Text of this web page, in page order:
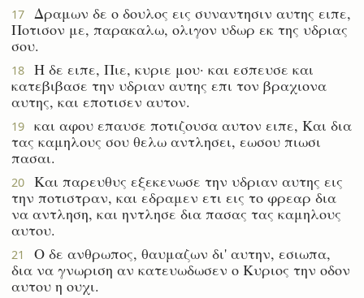
17
Δραμων δε ο δουλος εις συναντησιν αυτης ειπε,
Ποτισον με, παρακαλω, ολιγον υδωρ εκ της υδριας
σου.
18
Η δε ειπε, Πιε, κυριε μου· και εσπευσε και
κατεβιβασε την υδριαν αυτης επι τον βραχιονα
αυτης, και εποτισεν αυτον.
19
και αφου επαυσε ποτιζουσα αυτον ειπε, Και δια
τας καμηλους σου θελω αντλησει, εωσου πιωσι
πασαι.
20
Και παρευθυς εξεκενωσε την υδριαν αυτης εις
την ποτιστραν, και εδραμεν ετι εις το φρεαρ δια
να αντληση, και ηντλησε δια πασας τας καμηλους
αυτου.
21
Ο δε ανθρωπος, θαυμαζων δι' αυτην, εσιωπα,
δια να γνωριση αν κατευωδωσεν ο Κυριος την οδον
αυτου η ουχι.